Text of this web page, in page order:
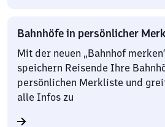
Bahnhöfe in persönlicher
Mit der neuen „Bahnhof
speichern Reisende Ihre
persönlichen Merkliste und
alle Infos zu